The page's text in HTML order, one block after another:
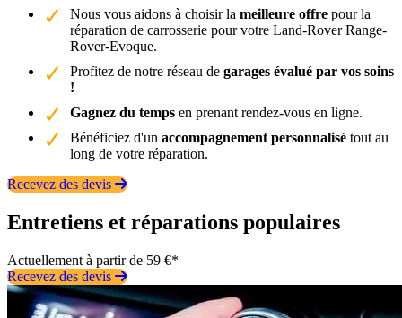
Nous vous aidons à choisir la meilleure offre pour la
réparation de carrosserie pour votre Land-Rover Range-
Rover-Evoque.
Profitez de notre réseau de garages évalué par vos soins
!
Gagnez du temps en prenant rendez-vous en ligne.
Bénéficiez d'un accompagnement personnalisé tout au
long de votre réparation.
Recevez des devis
Entretiens et réparations populaires
Actuellement à partir de 59 €*
Recevez des devis